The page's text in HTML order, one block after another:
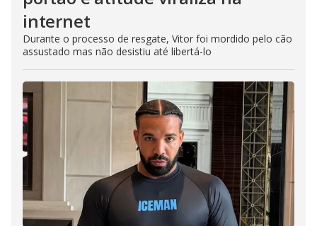
internet
Durante o processo de resgate, Vitor foi mordido pelo cão
assustado mas não desistiu até libertá-lo